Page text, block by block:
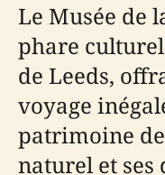
Le Musée de
phare
de Leeds,
voyage
patrimoine
naturel et ses